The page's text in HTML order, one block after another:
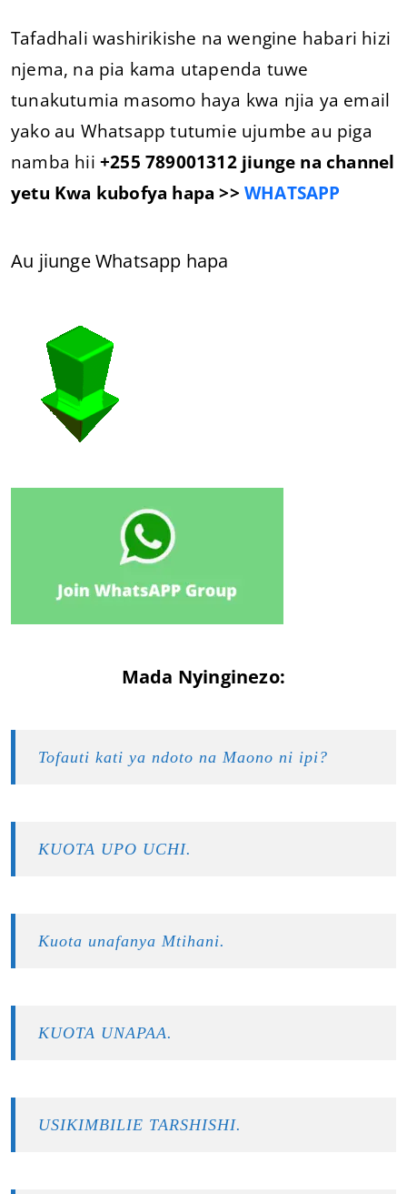
Tafadhali washirikishe na wengine habari hizi
njema, na pia kama utapenda tuwe
tunakutumia masomo haya kwa njia ya email
yako au Whatsapp tutumie ujumbe au piga
namba hii +255 789001312 jiunge na channel
yetu Kwa kubofya hapa >> WHATSAPP
Au jiunge Whatsapp hapa
Mada Nyinginezo:
Tofauti kati ya ndoto na Maono ni ipi?
KUOTA UPO UCHI.
Kuota unafanya Mtihani.
KUOTA UNAPAA.
USIKIMBILIE TARSHISHI.